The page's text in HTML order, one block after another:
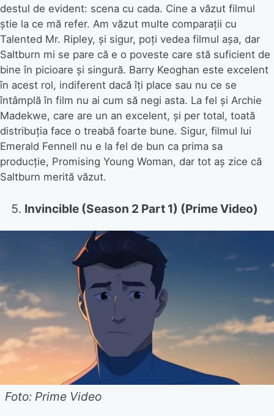
destul de evident: scena cu cada. Cine a văzut filmul
știe la ce mă refer. Am văzut multe comparații cu
Talented Mr. Ripley, și sigur, poți vedea filmul așa, dar
Saltburn mi se pare că e o poveste care stă suficient de
bine în picioare și singură. Barry Keoghan este excelent
în acest rol, indiferent dacă îți place sau nu ce se
întâmplă în film nu ai cum să negi asta. La fel și Archie
Madekwe, care are un an excelent, și per total, toată
distribuția face o treabă foarte bune. Sigur, filmul lui
Emerald Fennell nu e la fel de bun ca prima sa
producție, Promising Young Woman, dar tot aș zice că
Saltburn merită văzut.
Invincible (Season 2 Part 1) (Prime Video)
Foto: Prime Video